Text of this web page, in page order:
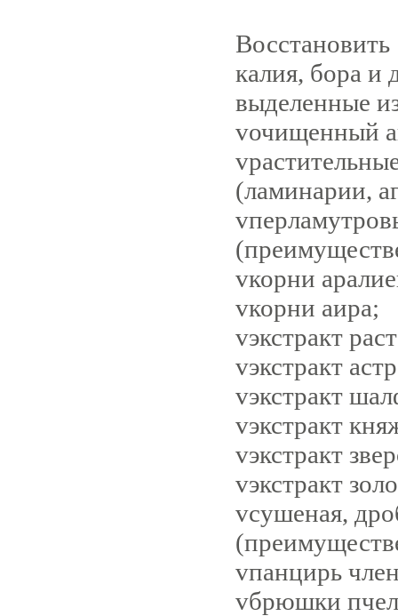
калия, бора и
выделенные
vочищенный
v
(ламинарии,
v
vкорни
vкорни аира;
vэкстракт
vэкстракт
vэкстракт
vэкстракт
vэкстракт
vэкстракт
vсушеная,
vпанцирь
vбрюшки